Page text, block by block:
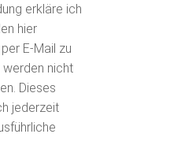
erkläre ich
hier
E-Mail zu
werden nicht
Dieses
jederzeit